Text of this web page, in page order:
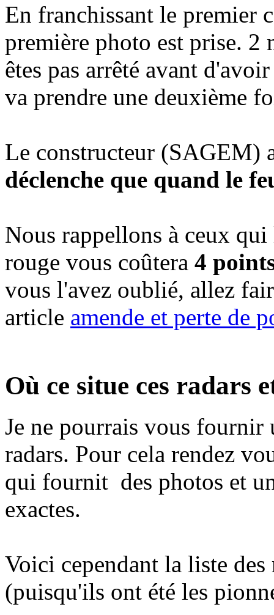
En franchissant le premier
première photo est prise. 2
êtes pas arrêté avant
va prendre une deuxième
Le constructeur (SAGEM)
déclenche que quand le
Nous rappellons à ceux
rouge vous coûtera 4
vous l'avez oublié, allez
article amende et perte de
Où ce situe ces radars
Je ne pourrais vous fournir
radars. Pour cela rendez
qui fournit des photos et
exactes.
Voici cependant la liste
(puisqu'ils ont été les